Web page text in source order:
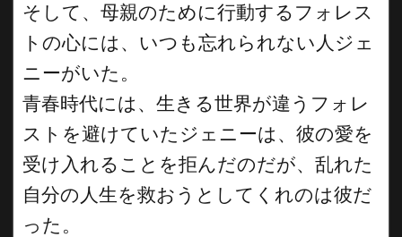
そして、母親のために行動するフォレス
トの心には、いつも忘れられない人ジェ
ニーがいた。
青春時代には、生きる世界が違うフォレ
ストを避けていたジェニーは、彼の愛を
受け入れることを拒んだのだが、乱れた
自分の人生を救おうとしてくれのは彼だ
った。